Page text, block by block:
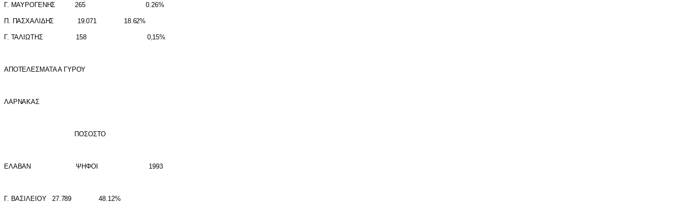
Γ. ΜΑΥΡΟΓΕΝΗΣ 265 0.26%
Π. ΠΑΣΧΑΛ ΔΗΣ 19.071 18.62%
Γ. ΤΑΛ IΩΤΗΣ 158 0,15%
ΑΠΟΤΕΛΕΣΜΑΤΑ Α ΓΥΡΟΥ
ΛΑΡΝΑΚΑΣ
ΠΟΣΟΣΤΟ
ΕΛΑΒΑΝ ΨΗΦΟI 1993
Γ. ΒΑΣ IΛΕ ΟΥ 27.789 48.12%